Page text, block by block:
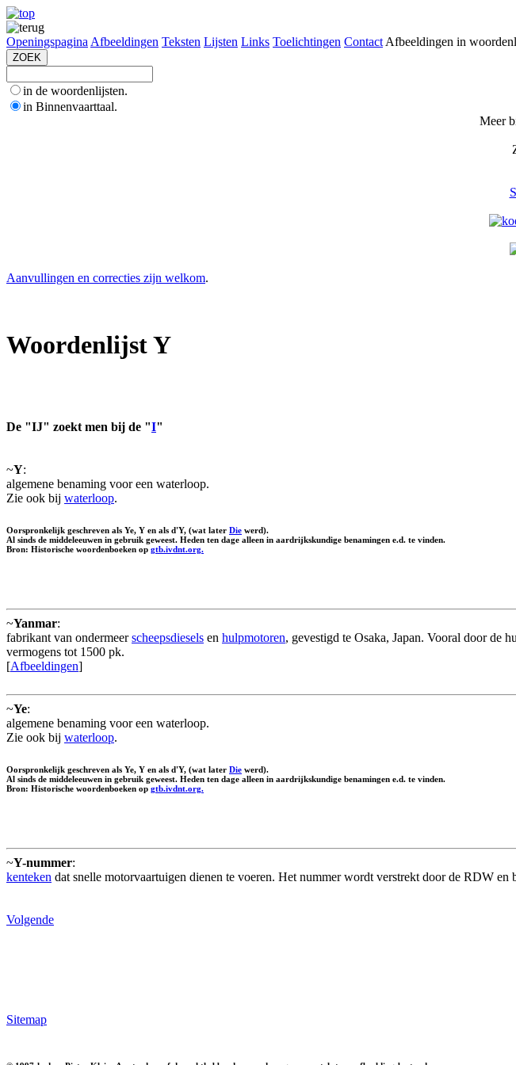
Openingspagina Afbeeldingen Teksten Lijsten Links Toelichtingen Contact Afbeeldingen in
in de woordenlijsten.
in Binnenvaarttaal.
Meer
Aanvullingen en correcties zijn welkom.
Woordenlijst Y
De "IJ" zoekt men bij de "I"
~Y:
algemene benaming voor een waterloop.
Zie ook bij waterloop.
Oorspronkelijk geschreven als Ye, Y en als d'Y, (wat later Die werd).
Al sinds de middeleeuwen in gebruik geweest. Heden ten dage alleen in aardrijkskundige benamingen e.d. te vinden.
Bron: Historische woordenboeken op gtb.ivdnt.org.
~Yanmar:
fabrikant van ondermeerscheepsdiesels en hulpmotoren, gevestigd te Osaka, Japan. Vooral door de
vermogens tot 1500 pk.
[Afbeeldingen]
~Ye:
algemene benaming voor een waterloop.
Zie ook bij waterloop.
Oorspronkelijk geschreven als Ye, Y en als d'Y, (wat later Die werd).
Al sinds de middeleeuwen in gebruik geweest. Heden ten dage alleen in aardrijkskundige benamingen e.d. te vinden.
Bron: Historische woordenboeken op gtb.ivdnt.org.
~Y-nummer:
kenteken dat snelle motorvaartuigen dienen te voeren. Het nummer wordt verstrekt door de RDW
Volgende
Sitemap